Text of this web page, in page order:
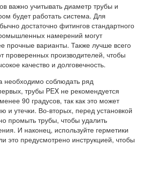
важно учитывать диаметр трубы и
будет работать система. Для
достаточно фитингов стандартного
намерений могут
прочные варианты. Также лучше всего
проверенных производителей, чтобы
качество и долговечность.
необходимо соблюдать ряд
трубы PEX не рекомендуется
90 градусов, так как это может
и утечки. Во-вторых, перед установкой
промыть трубы, чтобы удалить
И наконец, используйте герметики
это предусмотрено инструкцией, чтобы